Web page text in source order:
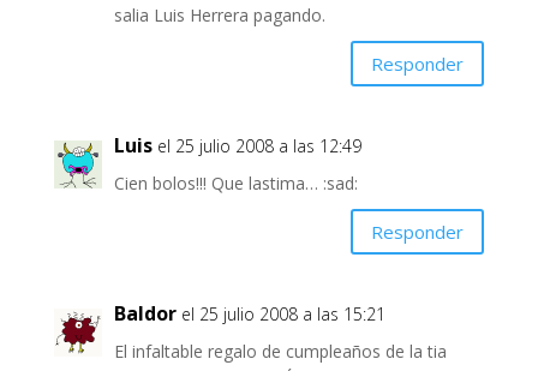
salia Luis Herrera pagando.
Responder
Luis el 25 julio 2008 a las 12:49
Cien bolos!!! Que lastima… :sad:
Responder
Baldor el 25 julio 2008 a las 15:21
El infaltable regalo de cumpleaños de la tia